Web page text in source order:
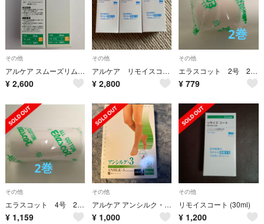
その他
アルケア スムーズリムーバー 非アルコール性粘着剥離剤 2本【送料込み】
¥ 2,600
その他
アルケア リモイスコート保護膜形成剤 3本
¥ 2,800
その他
エラスコット 2号 2巻 アルケア 綿100% 弾力包帯 箱無し
¥ 779
その他
エラスコット 4号 2巻 アルケア 綿100% 弾力包帯 箱無し
¥ 1,159
その他
アルケア アンシルク・3 ハイソックス 弾性ストッキング ブラック M(1足入)
¥ 1,000
その他
リモイスコート (30ml)
¥ 1,200